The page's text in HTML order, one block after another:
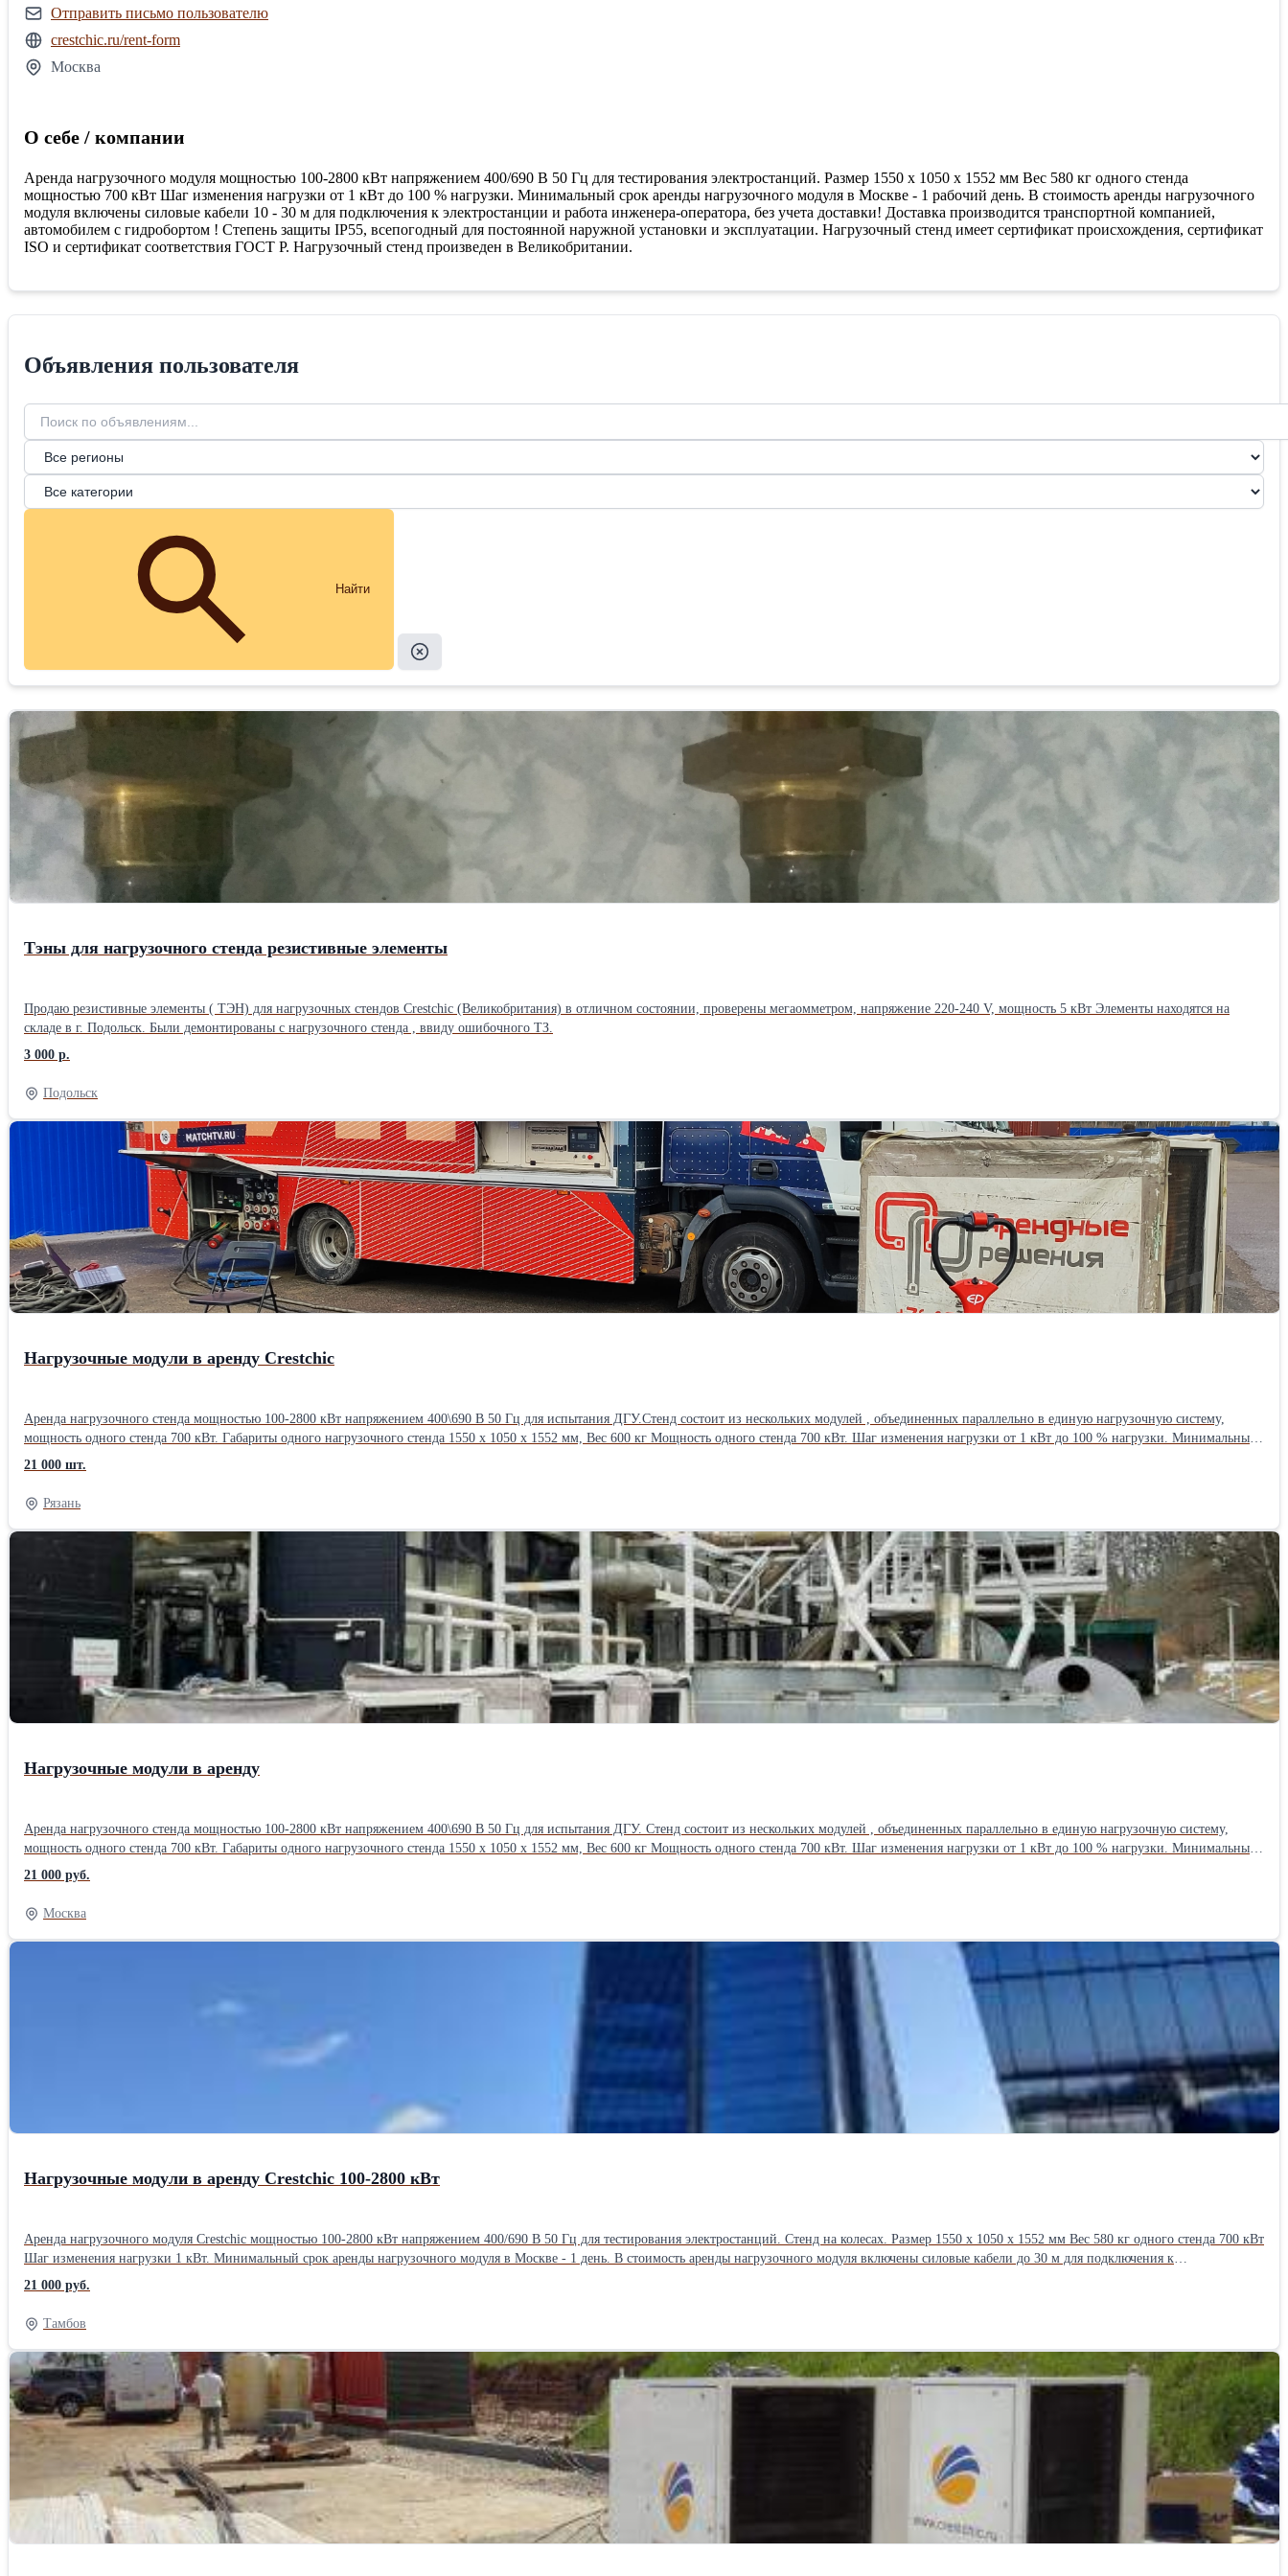
Отправить письмо пользователю
crestchic.ru/rent-form
Москва
О себе / компании
Аренда нагрузочного модуля мощностью 100-2800 кВт напряжением 400/690 В 50 Гц для тестирования электростанций. Размер 1550 x 1050 x 1552 мм Вес 580 кг одного стенда
мощностью 700 кВт Шаг изменения нагрузки от 1 кВт до 100 % нагрузки. Минимальный срок аренды нагрузочного модуля в Москве - 1 рабочий день. В стоимость аренды нагрузочного
модуля включены силовые кабели 10 - 30 м для подключения к электростанции и работа инженера-оператора, без учета доставки! Доставка производится транспортной компанией,
автомобилем с гидробортом ! Степень защиты IP55, всепогодный для постоянной наружной установки и эксплуатации. Нагрузочный стенд имеет сертификат происхождения, сертификат
ISO и сертификат соответствия ГОСТ Р. Нагрузочный стенд произведен в Великобритании.
Объявления пользователя
Найти
Тэны для нагрузочного стенда резистивные элементы
Продаю резистивные элементы ( ТЭН) для нагрузочных стендов Crestchic (Великобритания) в отличном состоянии, проверены мегаомметром, напряжение 220-240 V, мощность 5 кВт Элементы находятся на
складе в г. Подольск. Были демонтированы с нагрузочного стенда , ввиду ошибочного ТЗ.
3 000 р.
Подольск
Нагрузочные модули в аренду Crestchic
Аренда нагрузочного стенда мощностью 100-2800 кВт напряжением 400\690 В 50 Гц для испытания ДГУ.Стенд состоит из нескольких модулей , объединенных параллельно в единую нагрузочную систему,
мощность одного стенда 700 кВт. Габариты одного нагрузочного стенда 1550 x 1050 x 1552 мм, Вес 600 кг Мощность одного стенда 700 кВт. Шаг изменения нагрузки от 1 кВт до 100 % нагрузки. Минимальный
срок аренды нагрузочного стенда в Москве - 1 день. В стоимость аренды нагрузочного стенда включены силовые кабели 10 - 30 м для подключения к энергоустановке и работа инженера-оператора. Цена дана без
учета транспортной компании!
21 000 шт.
Рязань
Нагрузочные модули в аренду
Аренда нагрузочного стенда мощностью 100-2800 кВт напряжением 400\690 В 50 Гц для испытания ДГУ. Стенд состоит из нескольких модулей , объединенных параллельно в единую нагрузочную систему,
мощность одного стенда 700 кВт. Габариты одного нагрузочного стенда 1550 x 1050 x 1552 мм, Вес 600 кг Мощность одного стенда 700 кВт. Шаг изменения нагрузки от 1 кВт до 100 % нагрузки. Минимальный
срок аренды нагрузочного стенда в Москве - 1 день. В стоимость аренды нагрузочного стенда включены силовые кабели 10 - 30 м для подключения к энергоустановке и работа инженера-оператора. Цена дана без
учета транспортной компании!
21 000 руб.
Москва
Нагрузочные модули в аренду Crestchic 100-2800 кВт
Аренда нагрузочного модуля Crestchic мощностью 100-2800 кВт напряжением 400/690 В 50 Гц для тестирования электростанций. Стенд на колесах. Размер 1550 x 1050 x 1552 мм Вес 580 кг одного стенда 700 кВт
Шаг изменения нагрузки 1 кВт. Минимальный срок аренды нагрузочного модуля в Москве - 1 день. В стоимость аренды нагрузочного модуля включены силовые кабели до 30 м для подключения к
электростанции и работа инженера-оператора. Нагрузочный модуль не требует сборки и наличие фундамента под размещение.
21 000 руб.
Тамбов